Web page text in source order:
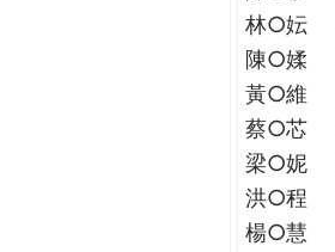
林○妘
陳○媃
黃○維
蔡○芯
梁○妮
洪○程
楊○慧